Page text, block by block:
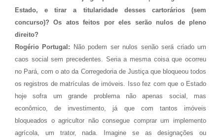
Estado, e tirar a titularidade desses cartorários (sem
concurso)? Os atos feitos por eles serão nulos de pleno
direito?
Rogério Portugal: Não podem ser nulos senão será criado um
caos social sem precedentes. Seria a mesma coisa que ocorreu
no Pará, com o ato da Corregedoria de Justiça que bloqueou todos
os registros de matrículas de imóveis. Isso fez com que o Estado
hoje sofra um grande problema não apenas social, mas
econômico, de investimento, já que com tantos imóveis
bloqueados o agricultor não consegue comprar um implemento
agrícola, um trator, nada. Imagine se as designações ou